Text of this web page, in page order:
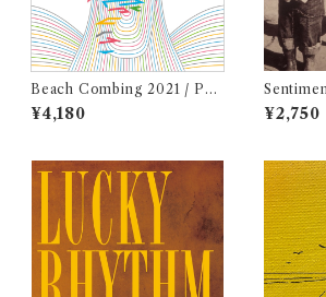
Beach Combing 2021 / Pea
ch Blue (LPレコード＋CD)
¥4,180
木トオル
¥2,750